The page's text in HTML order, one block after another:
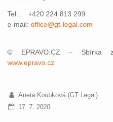
Tel.: +420 224 813 299
e-mail: office@gt-legal.com
© EPRAVO.CZ – Sbírka
www.epravo.cz
Aneta Koubková (GT Legal)
17. 7. 2020